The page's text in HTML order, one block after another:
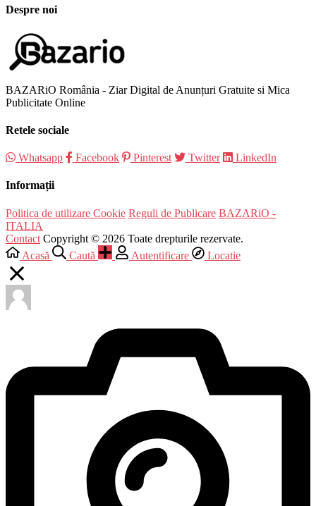
Despre noi
BAZARiO România - Ziar Digital de Anunțuri Gratuite si Mica
Publicitate Online
Retele sociale
Whatsapp Facebook Pinterest Twitter LinkedIn
Informații
Politica de utilizare Cookie Reguli de Publicare BAZARiO -
ITALIA
Contact Copyright © 2026 Toate drepturile rezervate.
Acasă
Caută Autentificare Locatie